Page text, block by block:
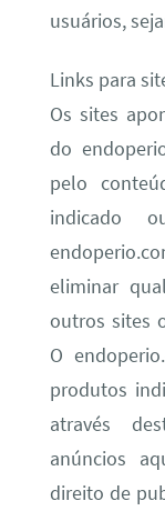
usuários,
Links para
Os sites
do
pelo
indicado
eliminar
outros sites
O
produtos
através
anúncios
direito de